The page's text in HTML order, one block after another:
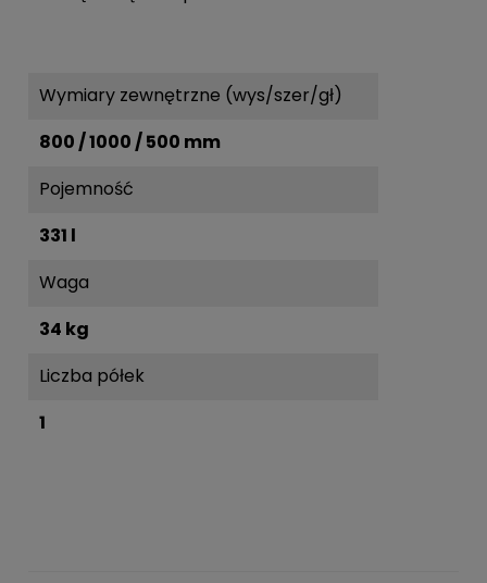
Wymiary zewnętrzne (wys/szer/gł)
800 / 1000 / 500 mm
Pojemność
331 l
Waga
34 kg
Liczba półek
1